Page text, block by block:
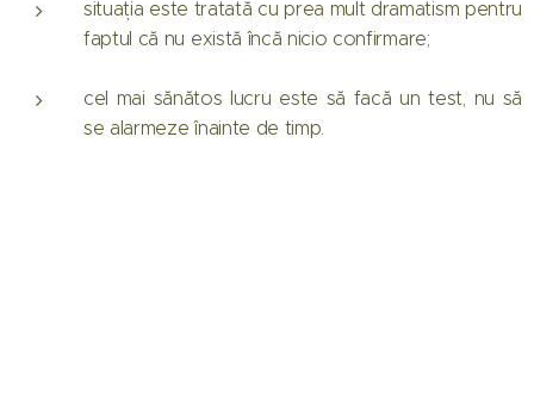
situația este tratată cu prea mult dramatism pentru
faptul că nu există încă nicio confirmare;
cel mai sănătos lucru este să facă un test, nu să
se alarmeze înainte de timp.